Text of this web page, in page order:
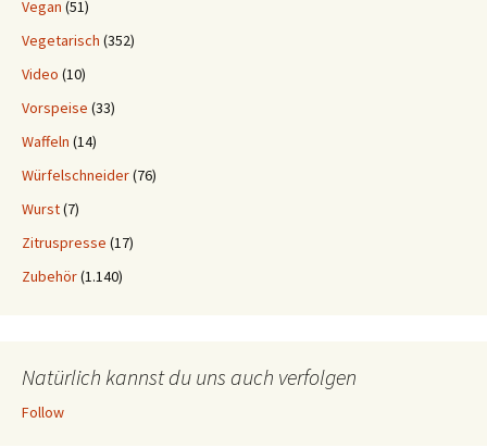
Vegan (51)
Vegetarisch (352)
Video (10)
Vorspeise (33)
Waffeln (14)
Würfelschneider(76)
Wurst(7)
Zitruspresse (17)
Zubehör(1.140)
Natürlich kannst du uns auch verfolgen
Follow